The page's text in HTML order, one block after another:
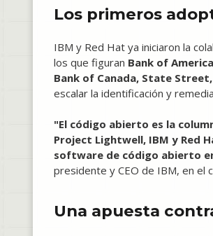
Los primeros
IBM y Red Hat ya iniciaron la
los que figuran Bank of
Bank of Canada, State
escalar la identificación y
"El código abierto es la
Project Lightwell, IBM y Red
software de código abierto
presidente y CEO de IBM, en el
Una apuesta